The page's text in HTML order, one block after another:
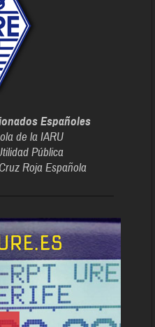
Españoles
de la IARU
Pública
Roja Española